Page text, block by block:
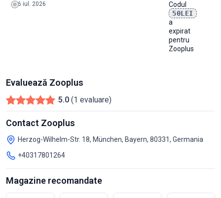
6 iul. 2026
Codul
50LEI
a
expirat
pentru
Zooplus
Evaluează Zooplus
5.0 (1 evaluare)
Contact Zooplus
Herzog-Wilhelm-Str. 18, München, Bayern, 80331, Germania
+40317801264
Magazine recomandate